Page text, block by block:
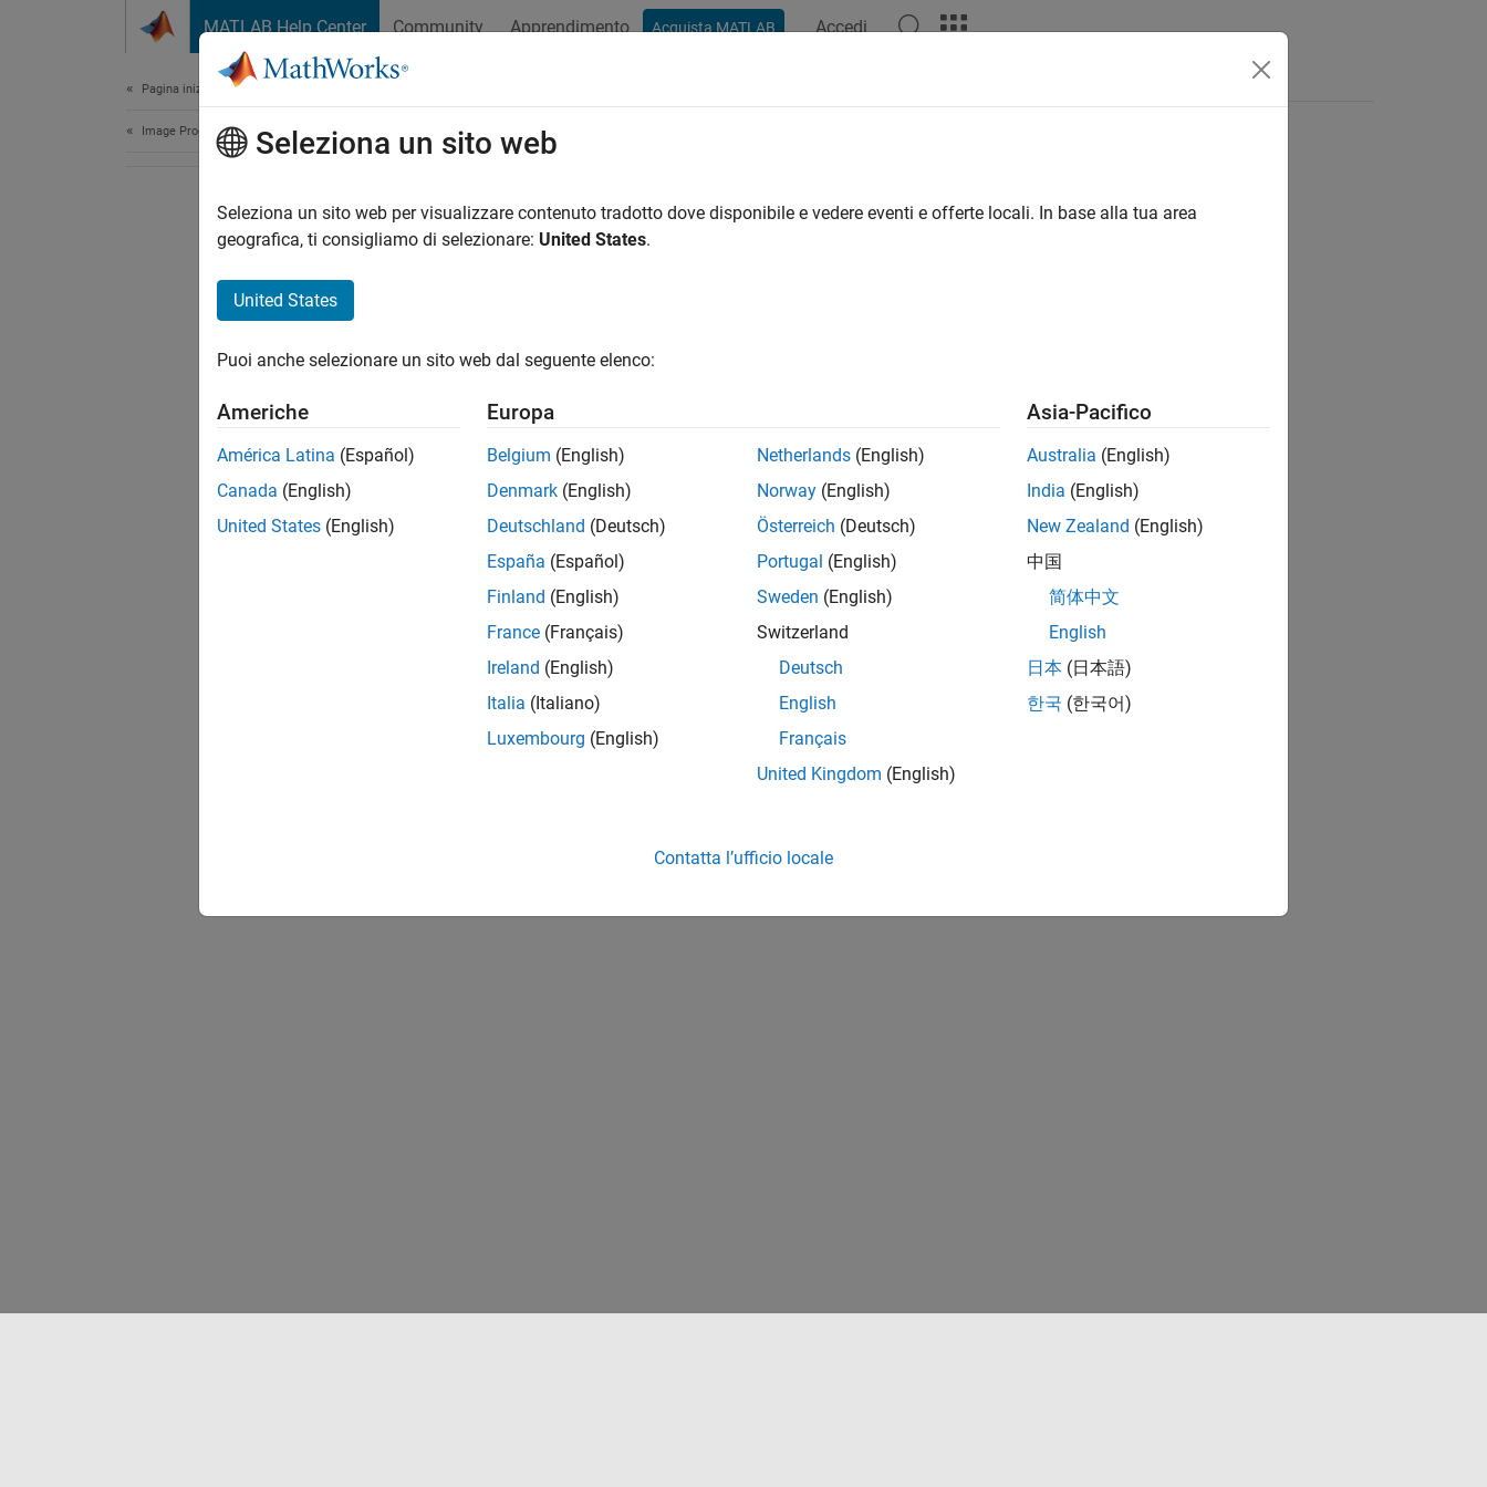
MATLAB Help Center Community Apprendimento Acquista MATLAB Accedi
Pagina iniziale della documentazione
Image Processing and Computer VisionSeleziona un sito web
Seleziona un sito web per visualizzare contenuto tradotto dove disponibile e vedere eventi e offerte locali. In base alla tua area
geografica, ti consigliamo di selezionare: United States.
United States
Puoi anche selezionare un sito web dal seguente elenco:
Americhe
América Latina (Español)
Canada (English)
United States (English)
Europa
Belgium (English)
Denmark (English)
Deutschland (Deutsch)
España (Español)
Finland (English)
France (Français)
Ireland (English)
Italia (Italiano)
Luxembourg (English)
Netherlands (English)
Norway (English)
Österreich (Deutsch)
Portugal (English)
Sweden (English)
Switzerland
Deutsch
English
Français
United Kingdom (English)
Asia-Pacifico
Australia (English)
India (English)
New Zealand (English)
中国
简体中文
English
日本 (日本語)
한국 (한국어)
Contatta l’ufficio locale